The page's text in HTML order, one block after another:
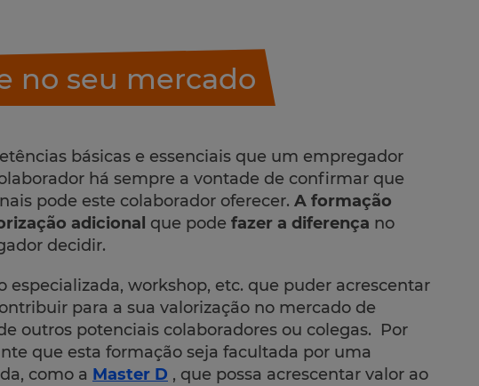
no seu mercado
básicas e essenciais que um empregador
há sempre a vontade de confirmar que
pode este colaborador oferecer. A formação
adicional que pode fazer a diferença no
decidir.
especializada, workshop, etc. que puder acrescentar
para a sua valorização no mercado de
outros potenciais colaboradores ou colegas. Por
que esta formação seja facultada por uma
como a Master D , que possa acrescentar valor ao